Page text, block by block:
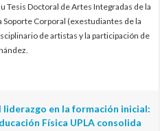
Tesis Doctoral de Artes Integradas de la
Soporte Corporal (exestudiantes de la
de artistas y la participación de
en la formación inicial:
Física UPLA consolida